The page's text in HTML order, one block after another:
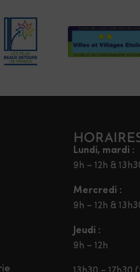
Lundi, mardi :
9h – 12h &
Mercredi :
9h – 12h &
Jeudi :
9h – 12h